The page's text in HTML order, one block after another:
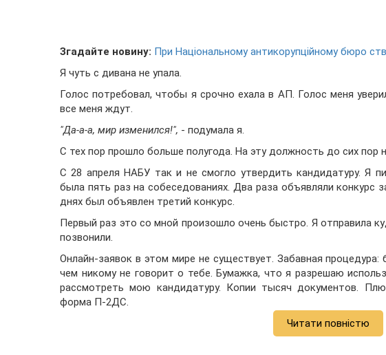
Згадайте новину: При Національному антикорупційному бюро
Я чуть с дивана не упала.
Голос потребовал, чтобы я срочно ехала в АП. Голос меня
все меня ждут.
"Да-а-а, мир изменился!", - подумала я.
С тех пор прошло больше полугода. На эту должность до сих пор
С 28 апреля НАБУ так и не смогло утвердить кандидатуру. Я
была пять раз на собеседованиях. Два раза объявляли конкурс
днях был объявлен третий конкурс.
Первый раз это со мной произошло очень быстро. Я отправила
позвонили.
Онлайн-заявок в этом мире не существует. Забавная
чем никому не говорит о тебе. Бумажка, что я разрешаю
рассмотреть мою кандидатуру. Копии тысяч документов.
форма П-2ДС.
Читати повністю